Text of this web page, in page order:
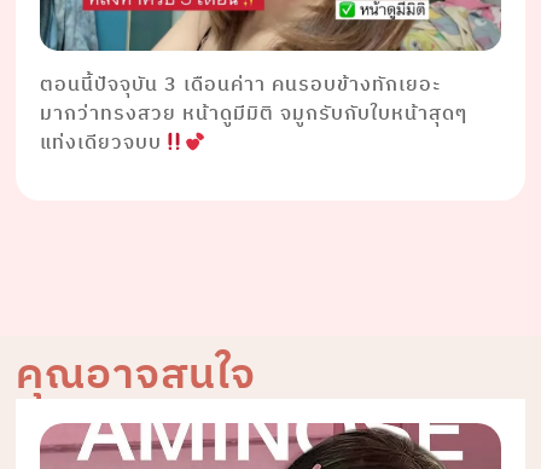
ตอนนี้ปัจจุบัน 3 เดือนค่าา คนรอบข้างทักเยอะ
มากว่าทรงสวย หน้าดูมีมิติ จมูกรับกับใบหน้าสุดๆ
แท่งเดียวจบบ
คุณอาจสนใจ